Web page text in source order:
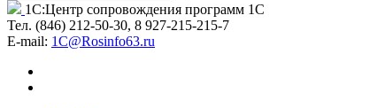
1С:Центр сопровождения программ 1С
Тел. (846) 212-50-30, 8 927-215-215-7
Е-mail: 1C@Rosinfo63.ru